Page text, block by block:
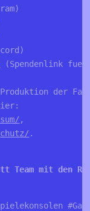
(Spendenlink
der
.
Team mit den